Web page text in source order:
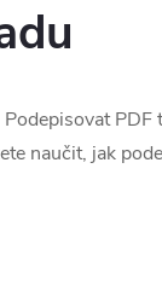
naučit, jak